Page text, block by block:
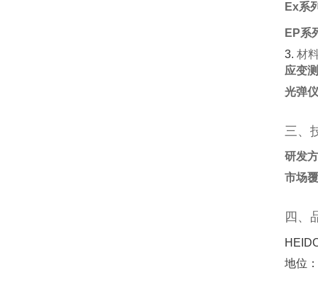
Ex系
EP系
3. ‌ 材
应变
光弹
三、
研发
市场
四、
地位：